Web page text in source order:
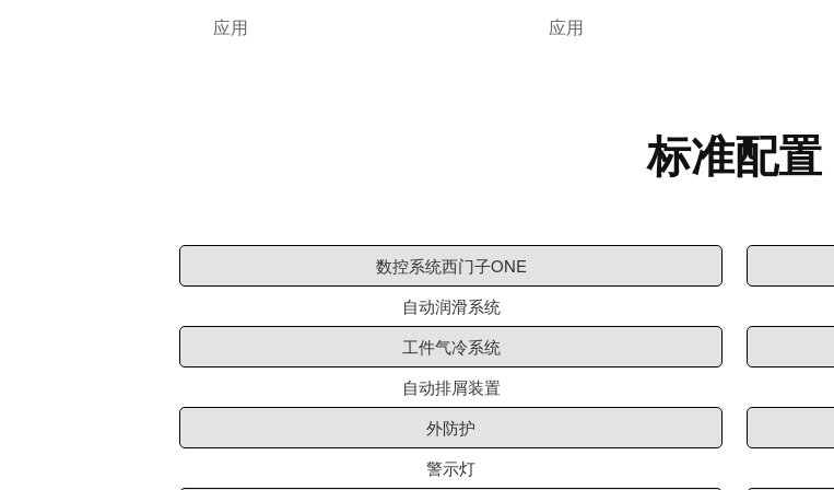
应用 应用
标准配置
数控系统西门子ONE
自动润滑系统
工件气冷系统
自动排屑装置
外防护
警示灯